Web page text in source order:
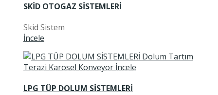
SKİD OTOGAZ SİSTEMLERİ
Skid Sistem
İncele
LPG TÜP DOLUM SİSTEMLERİ